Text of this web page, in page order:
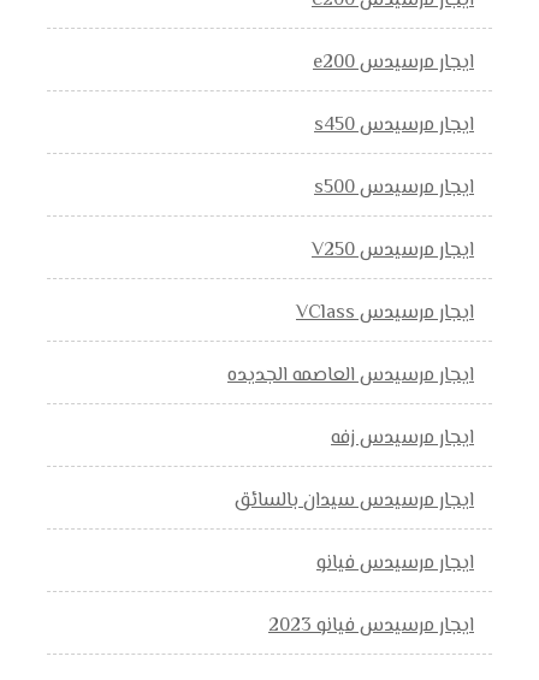
ايجار مرسيدس e200
ايجار مرسيدس s450
ايجار مرسيدس s500
ايجار مرسيدس V250
ايجار مرسيدس VClass
ايجار مرسيدس العاصمه الجديده
ايجار مرسيدس زفه
ايجار مرسيدس سيدان بالسائق
ايجار مرسيدس فيانو
ايجار مرسيدس فيانو 2023